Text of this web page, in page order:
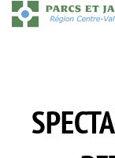
Aller
au